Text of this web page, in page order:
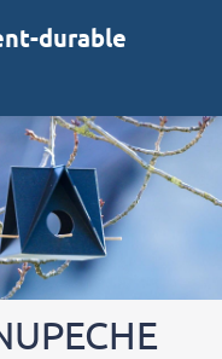
durable